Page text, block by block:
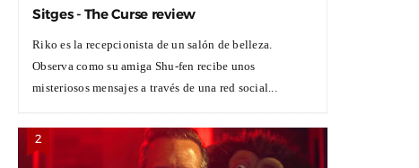
Sitges - The Curse review
Riko es la recepcionista de un salón de belleza.
Observa como su amiga Shu-fen recibe unos
misteriosos mensajes a través de una red social...